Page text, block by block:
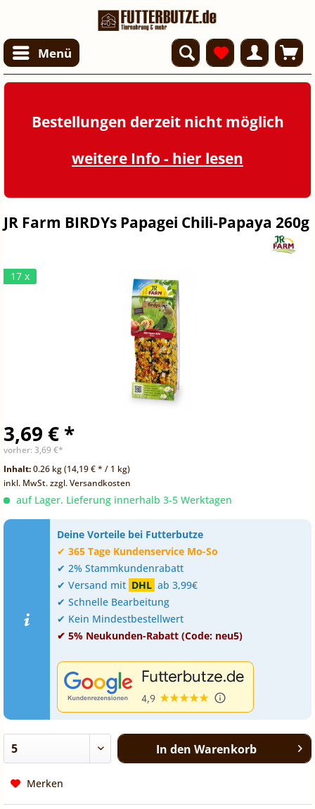
Menü
Bestellungen derzeit nicht möglich
weitere Info - hier lesen
JR Farm BIRDYs Papagei Chili-Papaya 260g
17 x
3,69 € *
vorher: 3,69 €*
Inhalt:0.26 kg (14,19 € * / 1 kg)
inkl. MwSt.zzgl. Versandkosten
auf Lager. Lieferung innerhalb 3-5 Werktagen
Deine Vorteile bei Futterbutze
✔ 365 Tage Kundenservice Mo-So
✔ 2% Stammkundenrabatt
✔ Versand mit DHL ab 3,99€
✔ Schnelle Bearbeitung
✔ Kein Mindestbestellwert
✔ 5% Neukunden-Rabatt (Code: neu5)
In den Warenkorb
Merken